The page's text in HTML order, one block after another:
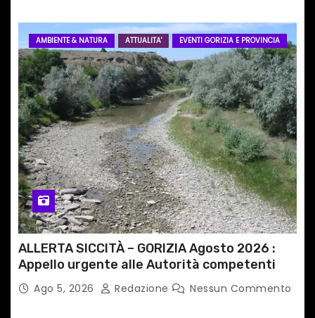
AMBIENTE & NATURA ATTUALITA' EVENTI GORIZIA E PROVINCIA
ALLERTA SICCITÀ – GORIZIA Agosto 2026 :
Appello urgente alle Autorità competenti
Ago 5, 2026 Redazione Nessun Commento